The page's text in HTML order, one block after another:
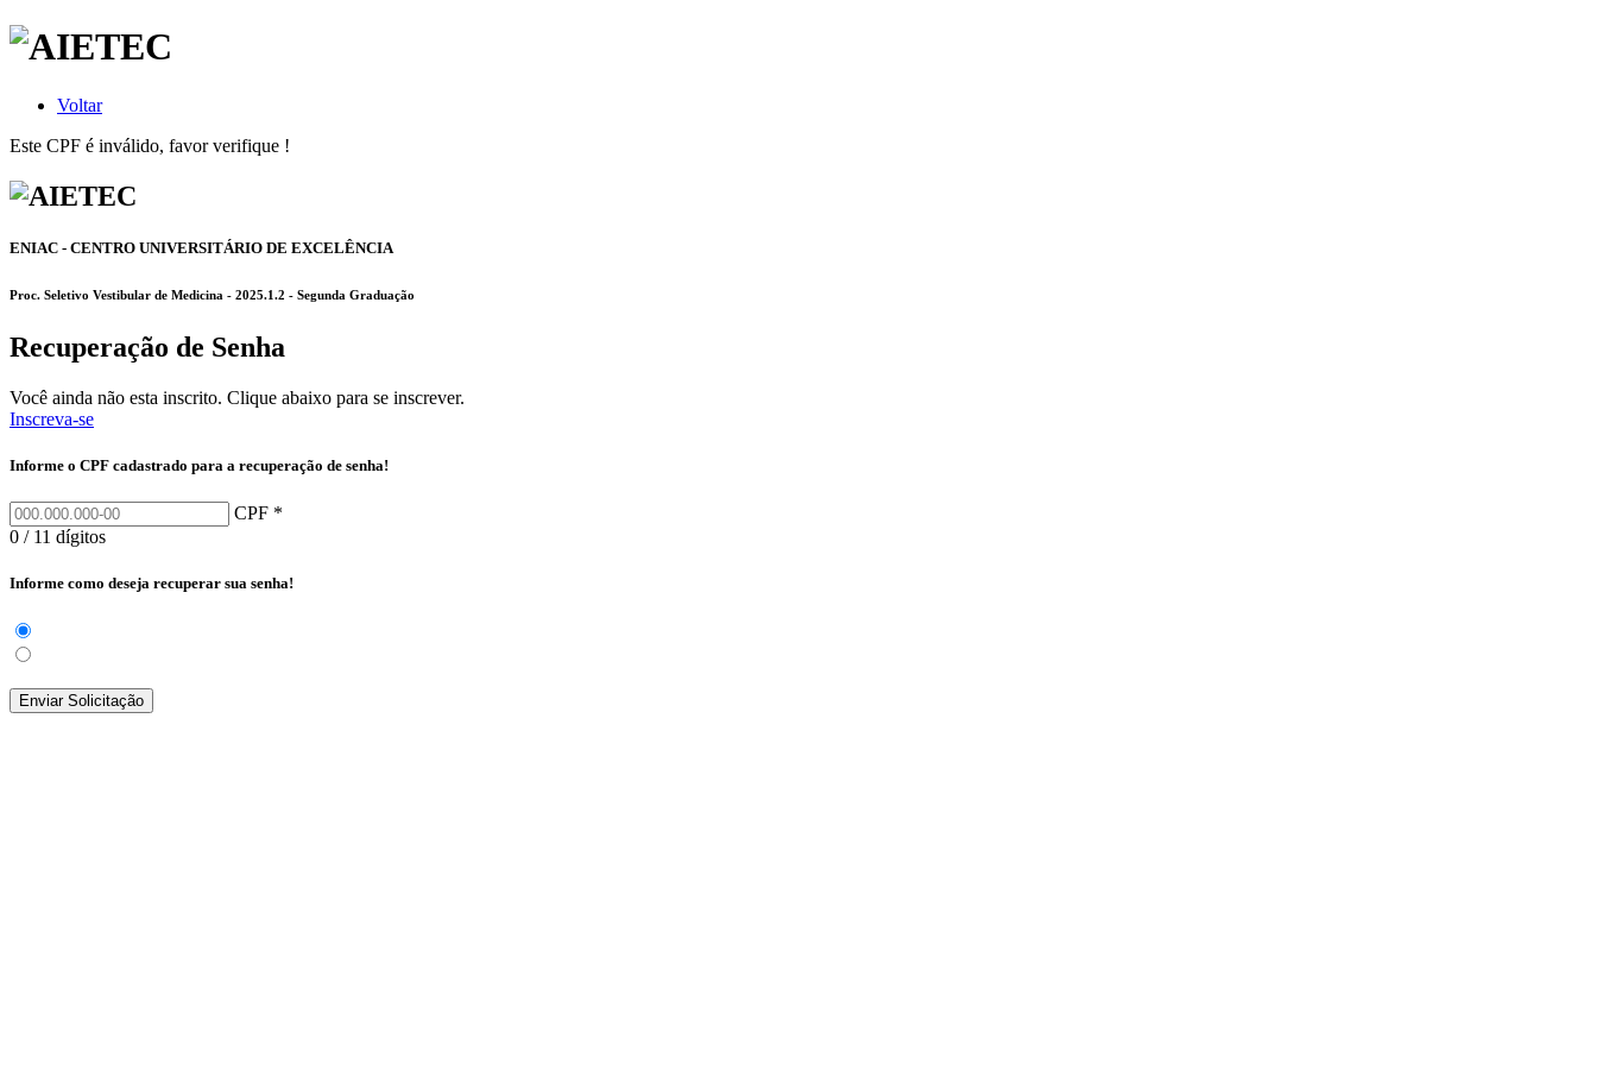
Voltar
Este CPF é inválido, favor verifique !
ENIAC - CENTRO UNIVERSITÁRIO DE EXCELÊNCIA
Proc. Seletivo Vestibular de Medicina - 2025.1.2 - Segunda Graduação
Recuperação de Senha
Você ainda não esta inscrito. Clique abaixo para se inscrever.
Inscreva-se
Informe o CPF cadastrado para a recuperação de senha!
CPF *
0 / 11 dígitos
Informe como deseja recuperar sua senha!
Enviar Solicitação